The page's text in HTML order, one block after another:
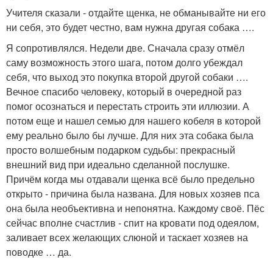
Учителя сказали - отдайте щенка, не обманывайте ни его
ни себя, это будет честно, вам нужна другая собака ….
Я сопротивлялся. Недели две. Сначала сразу отмёл
саму возможность этого шага, потом долго убеждал
себя, что выход это покупка второй другой собаки ….
Вечное спасибо человеку, который в очередной раз
помог осознаться и перестать строить эти иллюзии. А
потом еще и нашел семью для нашего кобеля в которой
ему реально было бы лучше. Для них эта собака была
просто волшебным подарком судьбы: прекрасный
внешний вид при идеально сделанной послушке.
Причём когда мы отдавали щенка всё было предельно
открыто - причина была названа. Для новых хозяев пса
она была необъективна и непонятна. Каждому своё. Пёс
сейчас вполне счастлив - спит на кровати под одеялом,
заливает всех желающих слюной и таскает хозяев на
поводке … да.